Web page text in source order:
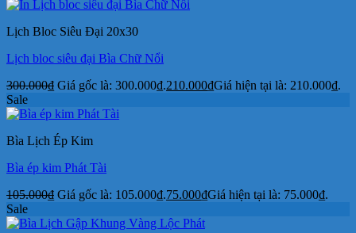
Lịch Bloc Siêu Đại 20x30
Lịch bloc siêu đại Bìa Chữ Nổi
300.000₫ Giá gốc là: 300.000₫.210.000₫Giá hiện tại là: 210.000₫.
Sale
Bìa Lịch Ép Kim
Bìa ép kim Phát Tài
105.000₫ Giá gốc là: 105.000₫.75.000₫Giá hiện tại là: 75.000₫.
Sale